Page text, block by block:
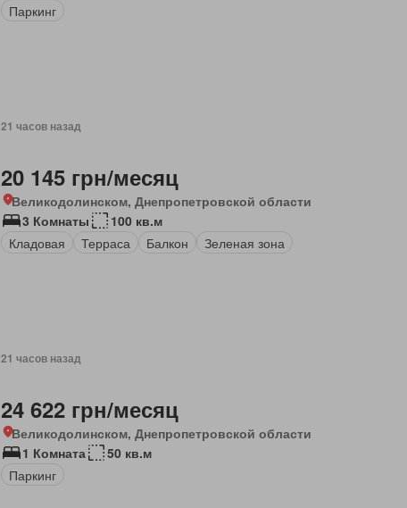
Паркинг
21 часов назад
20 145 грн/месяц
Великодолинском, Днепропетровской области
3 Комнаты
100 кв.м
Кладовая
Терраса Балкон Зеленая зона
21 часов назад
24 622 грн/месяц
Великодолинском, Днепропетровской области
1 Комната
50 кв.м
Паркинг